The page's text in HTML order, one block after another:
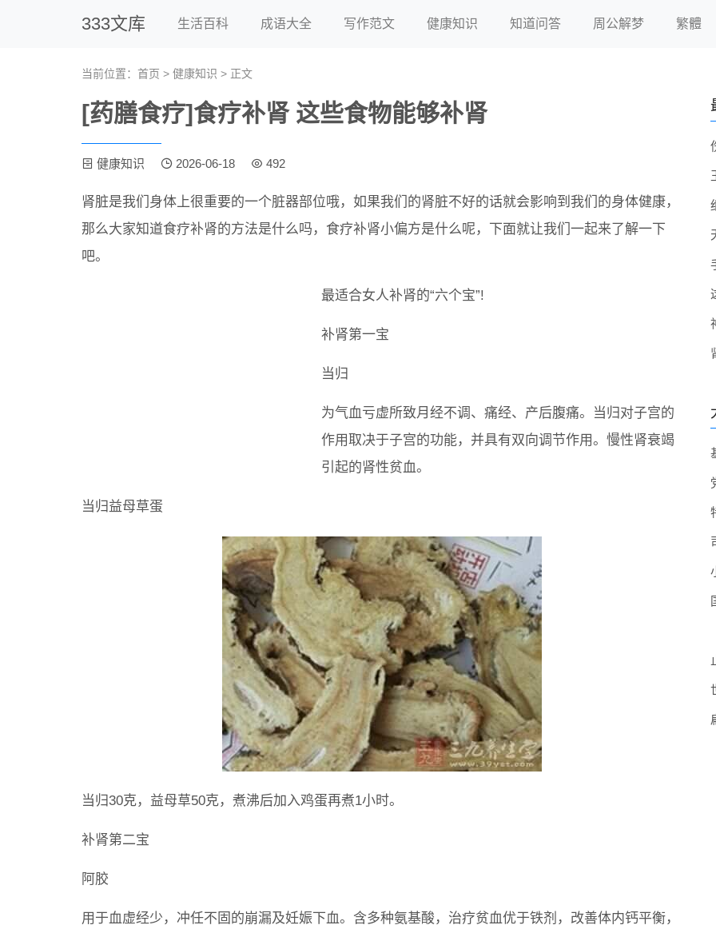
333文库 生活百科 成语大全 写作范文 健康知识 知道问答 周公解梦 繁體
当前位置： 首页 > 健康知识 > 正文
[药膳食疗]食疗补肾 这些食物能够补肾
健康知识 2026-06-18 492
肾脏是我们身体上很重要的一个脏器部位哦，如果我们的肾脏不好的话就会影响到我们的身体健康，
那么大家知道食疗补肾的方法是什么吗，食疗补肾小偏方是什么呢，下面就让我们一起来了解一下
吧。
最适合女人补肾的“六个宝”!
补肾第一宝
当归
为气血亏虚所致月经不调、痛经、产后腹痛。当归对子宫的
作用取决于子宫的功能，并具有双向调节作用。慢性肾衰竭
引起的肾性贫血。
当归益母草蛋
当归30克，益母草50克，煮沸后加入鸡蛋再煮1小时。
补肾第二宝
阿胶
用于血虚经少，冲任不固的崩漏及妊娠下血。含多种氨基酸，治疗贫血优于铁剂，改善体内钙平衡，